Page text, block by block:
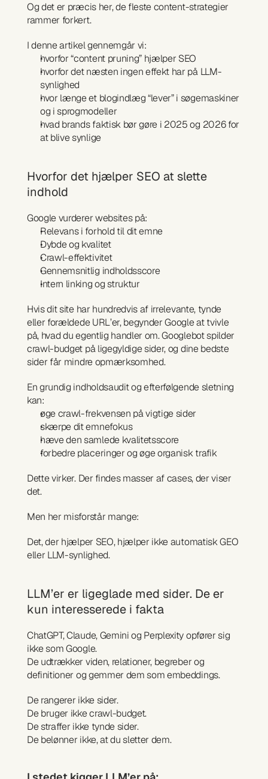
Og det er præcis her, de fleste content-strategier
rammer forkert.
I denne artikel gennemgår vi:
hvorfor “content pruning” hjælper SEO
hvorfor det næsten ingen effekt har på LLM-
synlighed
hvor længe et blogindlæg “lever” i søgemaskiner
og i sprogmodeller
hvad brands faktisk bør gøre i 2025 og 2026 for
at blive synlige
Hvorfor det hjælper SEO at slette
indhold
Google vurderer websites på:
Relevans i forhold til dit emne
Dybde og kvalitet
Crawl-effektivitet
Gennemsnitlig indholdsscore
Intern linking og struktur
Hvis dit site har hundredvis af irrelevante, tynde
eller forældede URL’er, begynder Google at tvivle
på, hvad du egentlig handler om. Googlebot spilder
crawl-budget på ligegyldige sider, og dine bedste
sider får mindre opmærksomhed.
En grundig indholdsaudit og efterfølgende sletning
kan:
øge crawl-frekvensen på vigtige sider
skærpe dit emnefokus
hæve den samlede kvalitetsscore
forbedre placeringer og øge organisk trafik
Dette virker. Der findes masser af cases, der viser
det.
Men her misforstår mange:
Det, der hjælper SEO, hjælper ikke automatisk GEO
eller LLM-synlighed.
LLM’er er ligeglade med sider. De er
kun interesserede i fakta
ChatGPT, Claude, Gemini og Perplexity opfører sig
ikke som Google.
De udtrækker viden, relationer, begreber og
definitioner og gemmer dem som embeddings.
De rangerer ikke sider.
De bruger ikke crawl-budget.
De straffer ikke tynde sider.
De belønner ikke, at du sletter dem.